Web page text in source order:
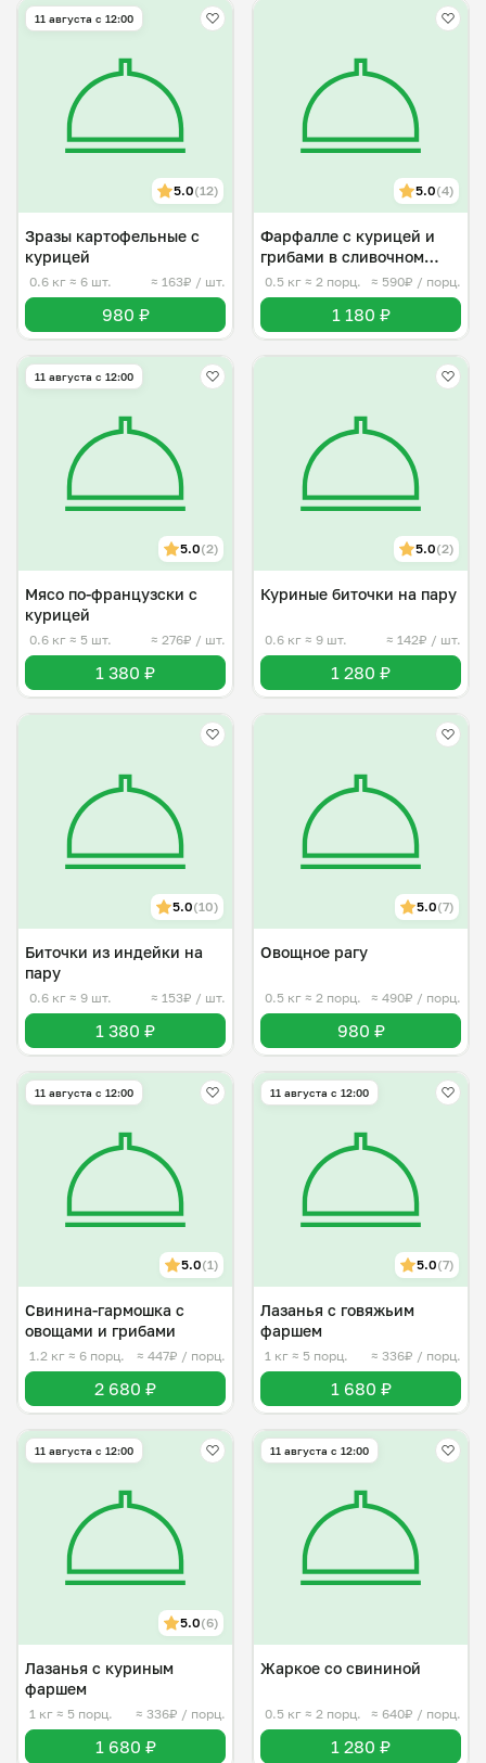
11 августа с 12:00
5.0(12)
Зразы картофельные с
курицей
0.6 кг ≈ 6 шт. ≈ 163₽ / шт.
980 ₽
5.0(4)
Фарфалле с курицей и
грибами в сливочном
соусе
0.5 кг ≈ 2 порц. ≈ 590₽ / порц.
1 180 ₽
11 августа с 12:00
5.0(2)
Мясо по-французски с
курицей
0.6 кг ≈ 5 шт. ≈ 276₽ / шт.
1 380 ₽
5.0(2)
Куриные биточки на пару
0.6 кг ≈ 9 шт. ≈ 142₽ / шт.
1 280 ₽
5.0(10)
Биточки из индейки на
пару
0.6 кг ≈ 9 шт. ≈ 153₽ / шт.
1 380 ₽
5.0(7)
Овощное рагу
0.5 кг ≈ 2 порц. ≈ 490₽ / порц.
980 ₽
11 августа с 12:00
5.0(1)
Свинина-гармошка с
овощами и грибами
1.2 кг ≈ 6 порц. ≈ 447₽ / порц.
2 680 ₽
11 августа с 12:00
5.0(7)
Лазанья с говяжьим
фаршем
1 кг ≈ 5 порц. ≈ 336₽ / порц.
1 680 ₽
11 августа с 12:00
5.0(6)
Лазанья с куриным
фаршем
1 кг ≈ 5 порц. ≈ 336₽ / порц.
1 680 ₽
11 августа с 12:00
Жаркое со свининой
0.5 кг ≈ 2 порц. ≈ 640₽ / порц.
1 280 ₽